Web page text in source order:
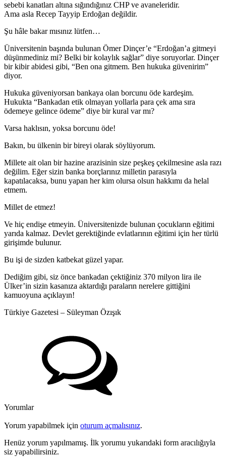
sebebi kanatları altına sığındığınız CHP ve avaneleridir.
Ama asla Recep Tayyip Erdoğan değildir.
Şu hâle bakar mısınız lütfen…
Üniversitenin başında bulunan Ömer Dinçer’e “Erdoğan’a gitmeyi
düşünmediniz mi? Belki bir kolaylık sağlar” diye soruyorlar. Dinçer
bir kibir abidesi gibi, “Ben ona gitmem. Ben hukuka güvenirim”
diyor.
Hukuka güveniyorsan bankaya olan borcunu öde kardeşim.
Hukukta “Bankadan etik olmayan yollarla para çek ama sıra
ödemeye gelince ödeme” diye bir kural var mı?
Varsa haklısın, yoksa borcunu öde!
Bakın, bu ülkenin bir bireyi olarak söylüyorum.
Millete ait olan bir hazine arazisinin size peşkeş çekilmesine asla razı
değilim. Eğer sizin banka borçlarınız milletin parasıyla
kapatılacaksa, bunu yapan her kim olursa olsun hakkımı da helal
etmem.
Millet de etmez!
Ve hiç endişe etmeyin. Üniversitenizde bulunan çocukların eğitimi
yarıda kalmaz. Devlet gerektiğinde evlatlarının eğitimi için her türlü
girişimde bulunur.
Bu işi de sizden katbekat güzel yapar.
Dediğim gibi, siz önce bankadan çektiğiniz 370 milyon lira ile
Ülker’in sizin kasanıza aktardığı paraların nerelere gittiğini
kamuoyuna açıklayın!
Türkiye Gazetesi – Süleyman Özışık
Yorumlar
Yorum yapabilmek için oturum açmalısınız.
Henüz yorum yapılmamış. İlk yorumu yukarıdaki form aracılığıyla
siz yapabilirsiniz.